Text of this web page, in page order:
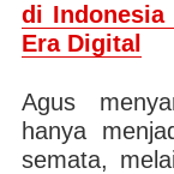
di
Era Digital
Agus
hanya
semata,